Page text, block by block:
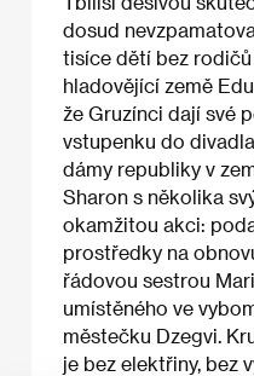
dosud
tisíce dětí bez
hladovějící země
že Gruzínci dají své
vstupenku do
dámy republiky v
Sharon s několika
okamžitou akci:
prostředky na
řádovou sestrou
umístěného ve
městečku Dzegvi.
je bez elektřiny, bez